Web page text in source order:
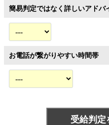
簡易判定ではなく詳しいアドバ
お電話が繋がりやすい時間帯